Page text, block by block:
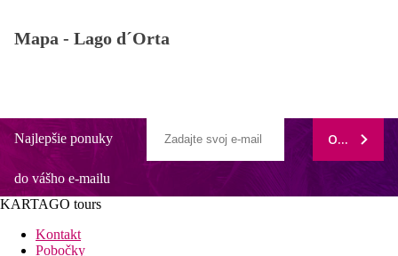
Mapa - Lago d´Orta
Najlepšie ponuky
do vášho e-mailu
ODOBERAŤ
KARTAGO tours
Kontakt
Pobočky